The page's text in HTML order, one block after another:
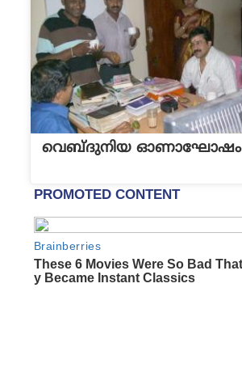
വെബ്‌ദുനിയ ഓണാഘോഷം